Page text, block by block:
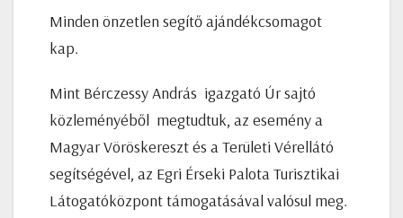
Minden önzetlen segítő ajándékcsomagot
kap.
Mint Bérczessy András igazgató Úr sajtó
közleményéből megtudtuk, az esemény a
Magyar Vöröskereszt és a Területi Vérellátó
segítségével, az Egri Érseki Palota Turisztikai
Látogatóközpont támogatásával valósul meg.